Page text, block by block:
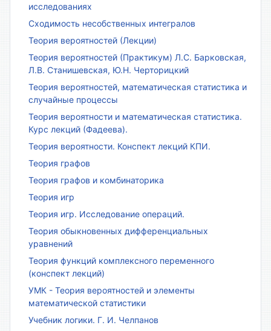
исследованиях
Сходимость несобственных интегралов
Теория вероятностей (Лекции)
Теория вероятностей (Практикум) Л.С. Барковская,
Л.В. Станишевская, Ю.Н. Черторицкий
Теория вероятностей, математическая статистика и
случайные процессы
Теория вероятности и математическая статистика.
Курс лекций (Фадеева).
Теория вероятности. Конспект лекций КПИ.
Теория графов
Теория графов и комбинаторика
Теория игр
Теория игр. Исследование операций.
Теория обыкновенных дифференциальных
уравнений
Теория функций комплексного переменного
(конспект лекций)
УМК - Теория вероятностей и элементы
математической статистики
Учебник логики. Г. И. Челпанов